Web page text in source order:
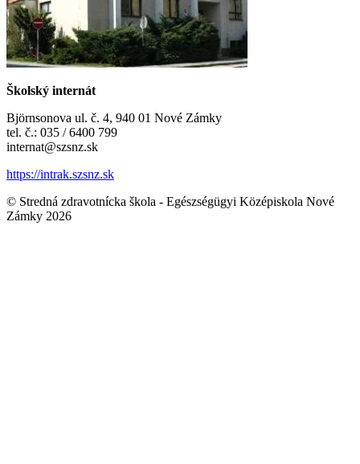
Školský internát
Björnsonova ul. č. 4, 940 01 Nové Zámky
tel. č.: 035 / 6400 799
internat@szsnz.sk
https://intrak.szsnz.sk
© Stredná zdravotnícka škola - Egészségügyi Középiskola Nové
Zámky 2026